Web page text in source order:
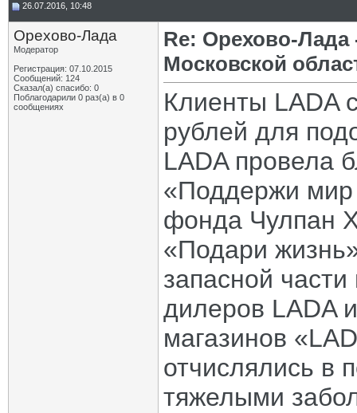
26.07.2016, 10:48
Орехово-Лада
Модератор
Регистрация: 07.10.2015
Сообщений: 124
Сказал(а) спасибо: 0
Поблагодарили 0 раз(а) в 0
сообщениях
Re: Орехово-
Московской
Клиенты LADA
рублей для
LADA провела
«Поддержи мир
фонда Чулпан
«Подари
запасной
дилеров LADA
магазинов
отчислялись в
тяжелыми